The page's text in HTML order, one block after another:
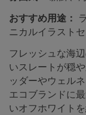
おすすめ用途：
ニカルイラストセ
フレッシュな海
いスレートが穏
ッダーやウェル
エコブランドに
いオフホワイト